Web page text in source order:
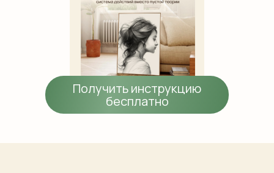
Получить инструкцию
бесплатно